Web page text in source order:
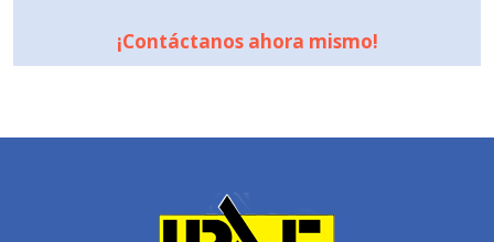
¡Contáctanos ahora mismo!